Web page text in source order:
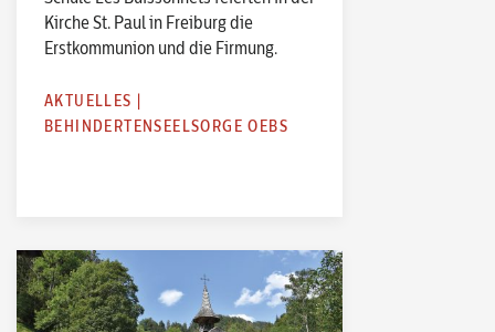
Kirche St. Paul in Freiburg die
Erstkommunion und die Firmung.
AKTUELLES |
BEHINDERTENSEELSORGE OEBS